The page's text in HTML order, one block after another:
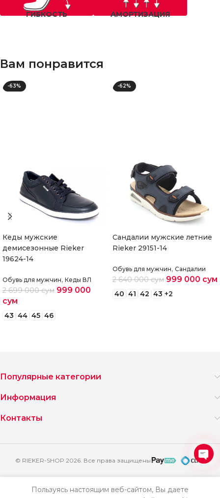
ГИБКОСТЬ АМОРТИЗАЦИЯ
Вам понравится
-63%
Кеды мужские
демисезонные Rieker
19624-14
Обувь для мужчин, Кеды ВЛ
2 699 000сум 999 000
сум
43 44 45 46
-62%
Сандалии мужские летние
Rieker 29151-14
Обувь для мужчин, Сандалии
2 640 000сум 999 000 сум
40 41 42 43 +2
Популярные категории
Информация
Контакты
© RIEKER-SHOP 2026. Все права защищены
Пользуясь настоящим веб-сайтом, Вы даете
Слипоны
000